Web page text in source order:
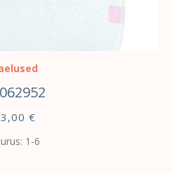
€
1-6